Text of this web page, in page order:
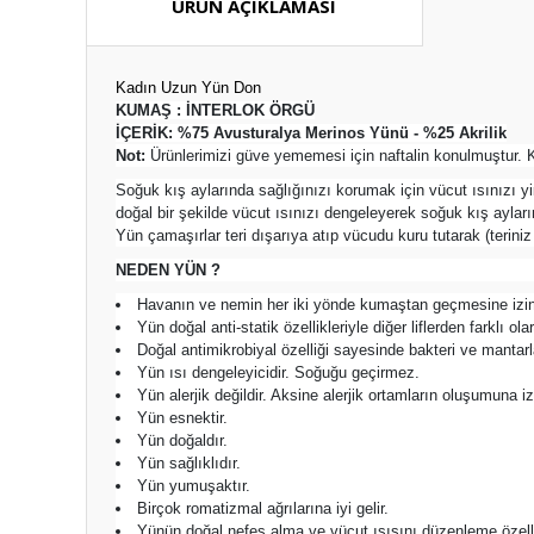
ÜRÜN AÇIKLAMASI
Kadın Uzun Yün Don
KUMAŞ : İNTERLOK ÖRGÜ
İÇERİK: %75 Avusturalya Merinos Yünü - %25 Akrilik
Not: Ürünlerimizi güve yememesi için naftalin konulmuştur.
Soğuk kış aylarında sağlığınızı korumak için vücut
doğal bir şekilde vücut ısınızı dengeleyerek soğuk kış
Yün çamaşırlar teri dışarıya atıp vücudu kuru tutarak
NEDEN YÜN ?
Havanın ve nemin her iki yönde kumaştan geçmesine
Yün doğal anti-statik özellikleriyle diğer liflerden farklı
Doğal antimikrobiyal özelliği sayesinde bakteri ve
Yün ısı dengeleyicidir. Soğuğu geçirmez.
Yün alerjik değildir. Aksine alerjik ortamların oluşumuna
Yün esnektir.
Yün doğaldır.
Yün sağlıklıdır.
Yün yumuşaktır.
Birçok romatizmal ağrılarına iyi gelir.